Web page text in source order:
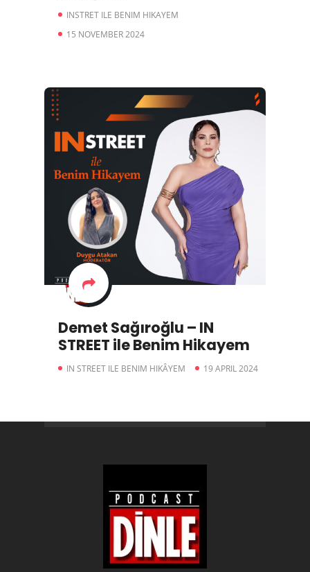
INSTRET ILE BENIM HIKAYEM
15 NOVEMBER 2024
Demet Sağıroğlu – IN
STREET ile Benim Hikayem
IN STREET ILE BENIM HIKÂYEM 19 APRIL 2024